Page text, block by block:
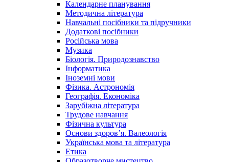
Календарне планування
Методична література
Навчальні посібники та підручники
Додаткові посібники
Російська мова
Музика
Біологія. Природознавство
Інформатика
Іноземні мови
Фізика. Астрономія
Географія. Економіка
Зарубіжна література
Трудове навчання
Фізична культура
Основи здоров’я. Валеологія
Українська мова та література
Етика